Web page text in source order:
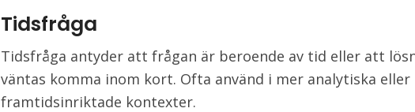
Tidsfråga
Tidsfråga antyder att frågan är beroende av tid eller att
väntas komma inom kort. Ofta använd i mer analytiska eller
framtidsinriktade kontexter.